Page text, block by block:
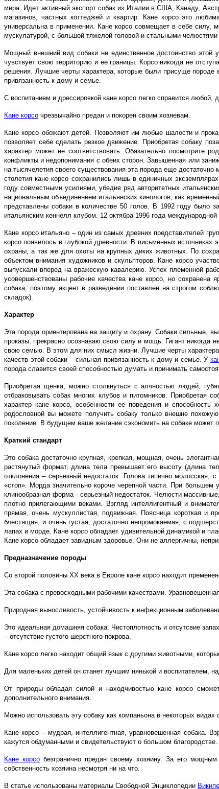
мира. Идет активный экспорт собак из Италии в США, Канаду,
магазинов, частных коттеджей и квартир. Кане корсо это
универсальна в применении. Кане корсо совмещает в себе
мускулатурой, с большой тяжелой головой и стальными
Мощный внешний вид собаки не единственное достоинство этой
чувствует свою территорию и ее границы. Корсо никогда не
решения. Лучшие черты характера, которые были присуще
привязанность к дому и семье.
С воспитанием и дрессировкой кане корсо легко справится
Кане корсо чрезвычайно предан и покорен своим хозяевам.
Кане корсо обожают детей. Позволяют им любые шалости и
позволяет себе сделать резкое движение. Приобретая собаку
характер может не соответствовать. Обязательно
конфликты и недопонимания с обеих сторон. Завышенная или
на тысячелетия своего существования эта порода еще
столетия кане корсо сохранились лишь в единичных
году совместными усилиями, убедив ряд авторитетных
национальным объединением итальянских кинологов, как
представлены собаки в количестве 50 голов. В 1992 году было
итальянским кеннелл клубом. 12 октябра 1996 года
Кане корсо итальяно – один из самых древних представителей
корсо появилось в глубокой древности. В письменных
охраны, а так же для охоты на крупных диких животных. По
объектом внимания художников и скульпторов. Кане корсо
выпускали вперед на вражескую кавалерию. Успех племенной
усовершенствованы рабочие качества кане корсо, но
собака, поэтому акцент в разведении поставлен на строгом
складок).
Характер
Эта порода ориентирована на защиту и охрану. Собаки сильные,
проказы, прекрасно осознаваю свою силу и мощь. Гигант никогда
свою семью. В этом для них смысл жизни. Лучшие черты
качеств этой собаки – сильная привязанность к дому и семье. У
порода славится своей способностью думать и принимать
Приобретая щенка, можно столкнуться с алчностью людей,
отбраковывать собак многих клубов и питомников.
характер кане корсо, особенности ее поведения и
родословной вы можете получить собаку только внешне
поколение. В будущем ваше желание сэкономить на собаке может
Краткий стандарт
Это собака достаточно крупная, крепкая, мощная, очень
растянутый формат, длина тела превышает его высоту (длина
отклонения – серьезный недостаток. Голова типично
«стоп». Морда значительно короче черепной части. При
клинообразная форма - серьезный недостаток. Челюсти
плотно прилегающими веками. Взгляд интеллигентный и
прямая, очень мускуллистая, подвижная. Поясница короткая и
блестящая, и очень густая, достаточно непромокаемая, с
лапах и морде. Кане корсо обладает удивительной динамикой и
Кане корсо обладает завидным здоровье. Они не аллергичны,
Предназначение породы
Со второй половины XX века в Европе кане корсо находит
Эта собака с превосходными рабочими качествами.
Природная выносливость, устойчивость к инфекционным
Это идеальная домашняя собака. Чистоплотность и отсутсвие
– отсутствие густого шерстного покрова.
Кане корсо легко находит общий язык с другими животными,
Для маленьких детей он станет лучшим нянькой и воспитателем,
От природы обладая силой и находчивостью кане корсо
дополнительного внимания.
Можно использовать эту собаку как компаньона в некоторых
Кане корсо – мудрая, интеллигентная, уравновешенная собака.
кажутся обдуманными и свидетельствуют о большом благородстве.
Кане корсо безгранично предан своему хозяину. За его
собственность хозяина несмотря ни на что.
В статье использованы материалы Свободной Энциклопедии